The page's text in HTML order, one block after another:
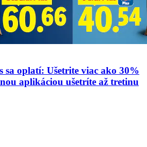
oplatí: Ušetrite viac ako 30%
aplikáciou ušetríte až tretinu